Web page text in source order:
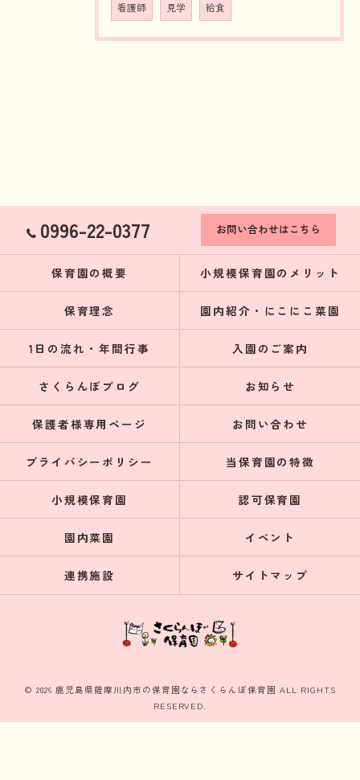
看護師 見学 給食
0996-22-0377 お問い合わせはこちら
保育園の概要 小規模保育園のメリット
保育理念 園内紹介・にこにこ菜園
1日の流れ・年間行事 入園のご案内
さくらんぼブログ お知らせ
保護者様専用ページ お問い合わせ
プライバシーポリシー 当保育園の特徴
小規模保育園 認可保育園
園内菜園 イベント
連携施設 サイトマップ
© 2026 鹿児島県薩摩川内市の保育園ならさくらんぼ保育園 ALL RIGHTS
RESERVED.